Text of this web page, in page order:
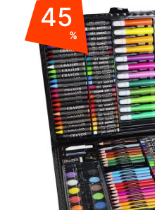
45
%